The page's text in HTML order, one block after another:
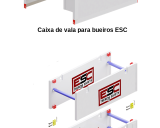
Caixa de vala para bueiros ESC